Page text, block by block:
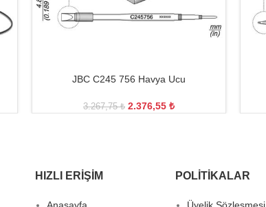
JBC C245 756 Havya Ucu
3.267,75₺ 2.376,55 ₺
HIZLI ERIŞIM POLITIKALAR